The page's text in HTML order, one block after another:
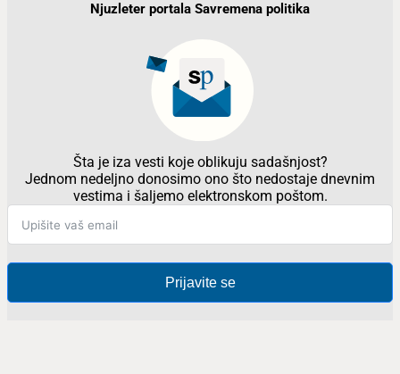
Njuzleter portala Savremena politika
Šta je iza vesti koje oblikuju sadašnjost?
Jednom nedeljno donosimo ono što nedostaje dnevnim
vestima i šaljemo elektronskom poštom.
Prijavite se